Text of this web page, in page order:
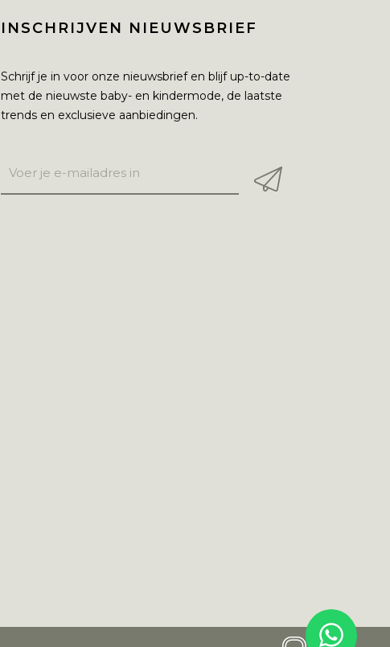
INSCHRIJVEN NIEUWSBRIEF
Schrijf je in voor onze nieuwsbrief en blijf up-to-date
met de nieuwste baby- en kindermode, de laatste
trends en exclusieve aanbiedingen.